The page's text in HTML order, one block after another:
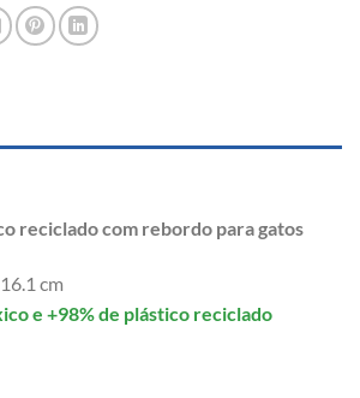
reciclado com rebordo para gatos
cm
e +98% de plástico reciclado